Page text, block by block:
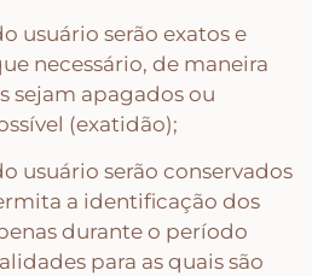
usuário serão exatos e
necessário, de maneira
sejam apagados ou
(exatidão);
usuário serão conservados
a identificação dos
durante o período
para as quais são